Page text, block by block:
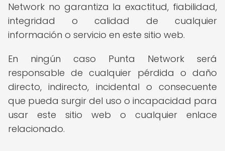
Network no garantiza la exactitud, fiabilidad,
integridad o calidad de cualquier
información o servicio en este sitio web.
En ningún caso Punta Network será
responsable de cualquier pérdida o daño
directo, indirecto, incidental o consecuente
que pueda surgir del uso o incapacidad para
usar este sitio web o cualquier enlace
relacionado.